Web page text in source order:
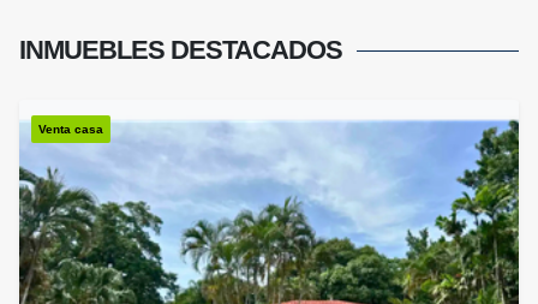
INMUEBLES DESTACADOS
Venta casa